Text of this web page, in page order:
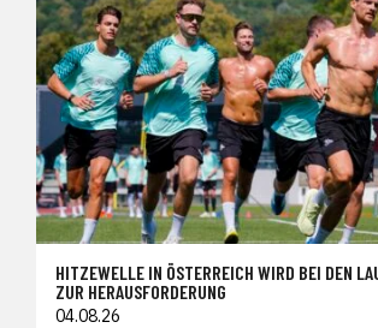
HITZEWELLE IN ÖSTERREICH WIRD BEI DEN
ZUR HERAUSFORDERUNG
04.08.26